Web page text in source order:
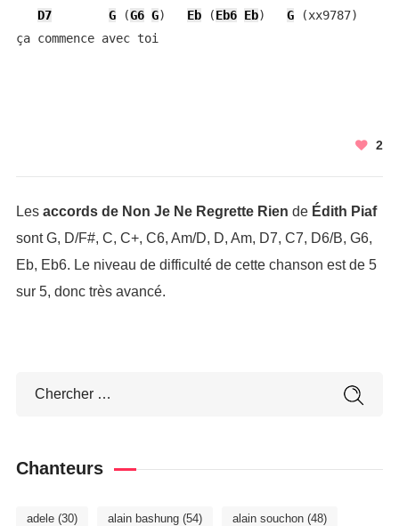
D7
G (G6 G) Eb (Eb6 Eb) G (xx9787)
ça commence avec toi
2
Les accords de Non Je Ne Regrette Rien de Édith Piaf
sont G, D/F#, C, C+, C6, Am/D, D, Am, D7, C7, D6/B, G6,
Eb, Eb6. Le niveau de difficulté de cette chanson est de 5
sur 5, donc très avancé.
Chanteurs
adele(30) alain bashung(54) alain souchon(48)